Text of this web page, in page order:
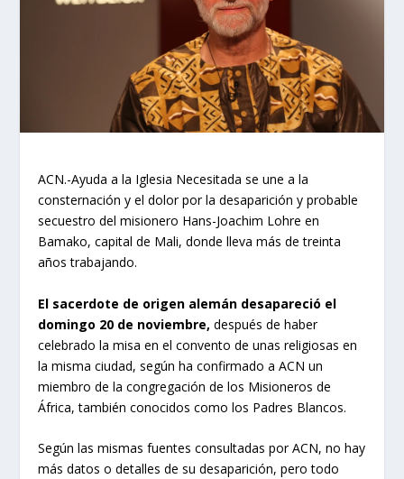
ACN.-Ayuda a la Iglesia Necesitada se une a la
consternación y el dolor por la desaparición y probable
secuestro del misionero Hans-Joachim Lohre en
Bamako, capital de Mali, donde lleva más de treinta
años trabajando.
El sacerdote de origen alemán desapareció el
domingo 20 de noviembre, después de haber
celebrado la misa en el convento de unas religiosas en
la misma ciudad, según ha confirmado a ACN un
miembro de la congregación de los Misioneros de
África, también conocidos como los Padres Blancos.
Según las mismas fuentes consultadas por ACN, no hay
más datos o detalles de su desaparición, pero todo